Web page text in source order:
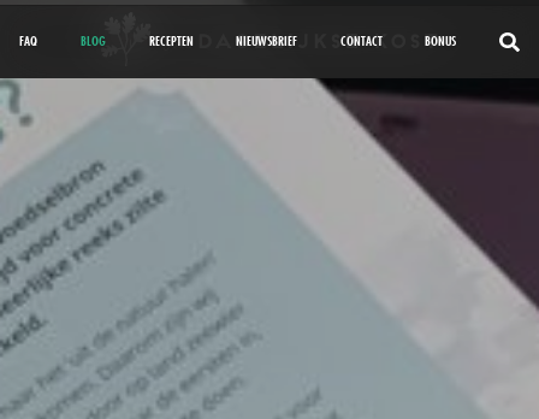
FAQ BLOG RECEPTEN NIEUWSBRIEF CONTACT BONUS